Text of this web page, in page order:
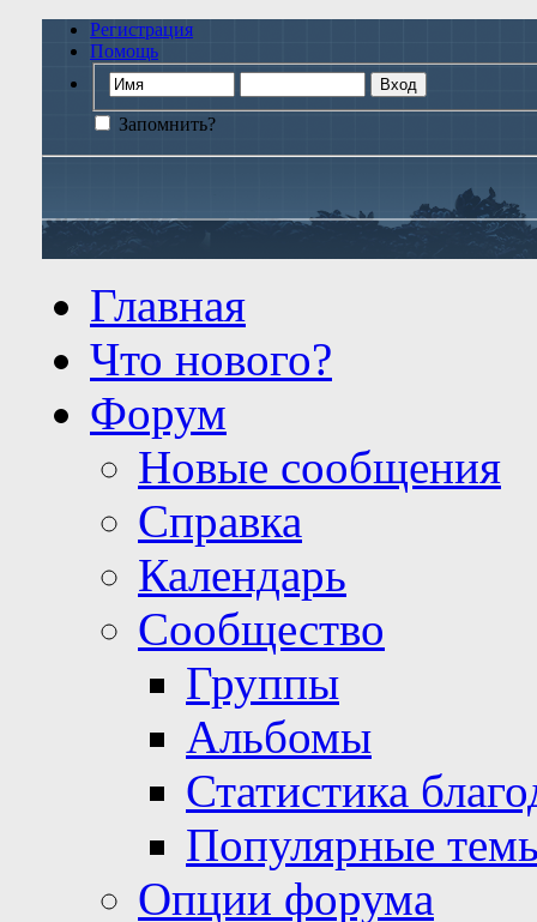
Регистрация
Помощь
Запомнить?
Главная
Что нового?
Форум
Новые сообщения
Справка
Календарь
Сообщество
Группы
Альбомы
Статистика
Популярные
Опции форума